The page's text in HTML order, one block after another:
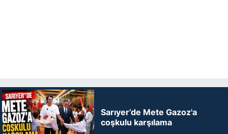
Sarıyer’de Mete Gazoz'a
coşkulu karşılama